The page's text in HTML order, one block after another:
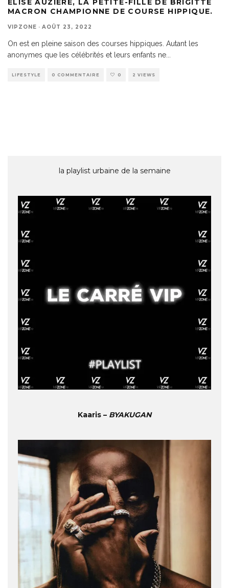
ELISE AUZIÈRE, LA PETITE-FILLE DE BRIGITTE
MACRON CHAMPIONNE DE COURSE HIPPIQUE.
VIPZONE · AOÛT 23, 2022
On est en pleine saison des courses hippiques. Autant les
anonymes que les célébrités et leurs enfants ne
LIFESTYLE 0 COMMENTAIRE 0 2 VIEWS
la playlist urbaine de la semaine
Kaaris – BYAKUGAN